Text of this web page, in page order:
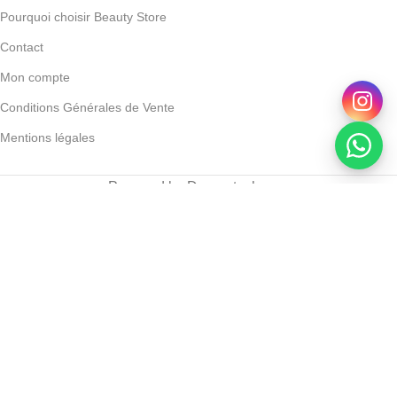
Pourquoi choisir Beauty Store
Contact
Mon compte
Conditions Générales de Vente
Mentions légales
Powered by Devoratech.com